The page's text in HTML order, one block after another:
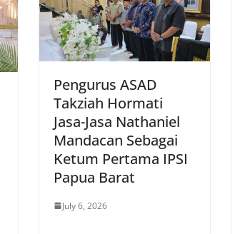
Pengurus ASAD
Takziah Hormati
Jasa-Jasa Nathaniel
Mandacan Sebagai
Ketum Pertama IPSI
Papua Barat
July 6, 2026